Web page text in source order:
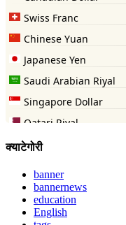
क्याटेगोरी
banner
bannernews
education
English